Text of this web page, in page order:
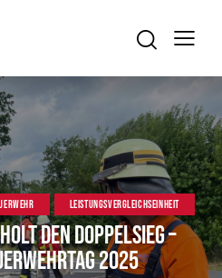
LEISTUNGSVERGLEICHSEINHEIT
den Doppelsieg –
2025